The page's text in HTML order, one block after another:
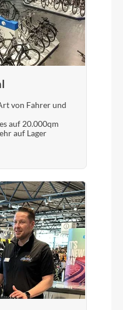
800
PRO
(Integrated Cable
1 1/2" (ZS 56mm),
56mm), X-Connect
von Fahrer und
auf 20.000qm
auf Lager